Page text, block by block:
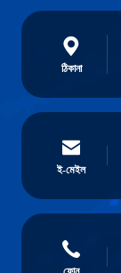
ঠিকানা
ই-মেইল